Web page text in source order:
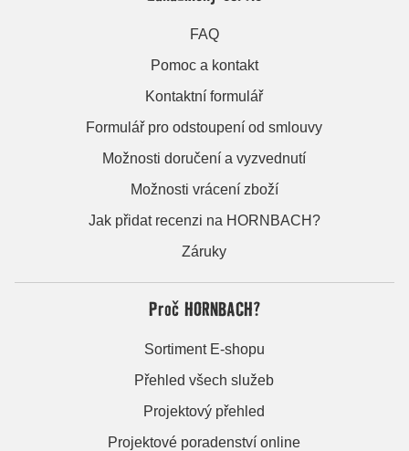
FAQ
Pomoc a kontakt
Kontaktní formulář
Formulář pro odstoupení od smlouvy
Možnosti doručení a vyzvednutí
Možnosti vrácení zboží
Jak přidat recenzi na HORNBACH?
Záruky
Proč HORNBACH?
Sortiment E-shopu
Přehled všech služeb
Projektový přehled
Projektové poradenství online